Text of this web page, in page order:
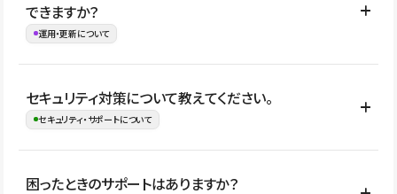
お問合せはこちら
管理の有無などがプランごとに異なります。詳しくは料金プランペ
ージをご覧ください。
できますか？
運用・更新について
はい。CMSやコンポーネントを活用して更新範囲を設計しておく
ことで、デザインを崩しにくい状態で運用できます。 さらにコン
ながらレイアウトに影響を与えずに更新作業を進めやすくなりま
セキュリティ対策について教えてください。
セキュリティ・サポートについて
Studioでは、公開サイトやサービスを安全に利用できるよう、通信
困ったときのサポートはありますか？